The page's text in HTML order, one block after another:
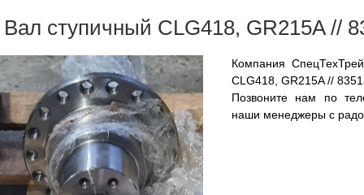
Вал ступичный CLG418, GR215A //
Компания
CLG418, GR215A //
Позвоните нам по
наши менеджеры с